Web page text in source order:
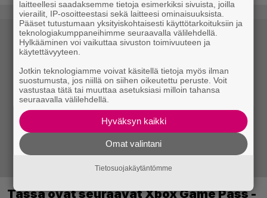
Tässä ovat seuraavat Xbox Game Pass -
laitteellesi saadaksemme tietoja esimerkiksi sivuista, joilla
vierailit, IP-osoitteestasi sekä laitteesi ominaisuuksista.
Pääset tutustumaan yksityiskohtaisesti käyttötarkoituksiin ja
teknologiakumppaneihimme seuraavalla välilehdellä.
Hylkääminen voi vaikuttaa sivuston toimivuuteen ja
käytettävyyteen.
Jotkin teknologiamme voivat käsitellä tietoja myös ilman
suostumusta, jos niillä on siihen oikeutettu peruste. Voit
vastustaa tätä tai muuttaa asetuksiasi milloin tahansa
seuraavalla välilehdellä.
Hyväksyn kaikki
Omat valintani
Tietosuojakäytäntömme